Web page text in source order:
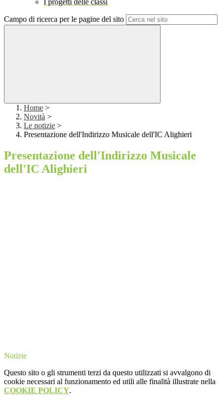
I progetti delle classi
Campo di ricerca per le pagine del sito
Home >
Novità >
Le notizie >
Presentazione dell'Indirizzo Musicale dell'IC Alighieri
Presentazione dell'Indirizzo Musicale
dell'IC Alighieri
Notizie
Questo sito o gli strumenti terzi da questo utilizzati si avvalgono di
cookie necessari al funzionamento ed utili alle finalità illustrate nella
COOKIE POLICY.